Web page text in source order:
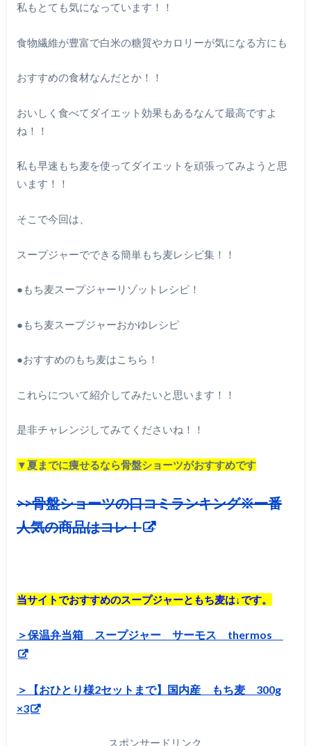
私もとても気になっています！！
食物繊維が豊富で白米の糖質やカロリーが気になる方にも
おすすめの食材なんだとか！！
おいしく食べてダイエット効果もあるなんて最高ですよ
ね！！
私も早速もち麦を使ってダイエットを頑張ってみようと思
います！！
そこで今回は、
スープジャーでできる簡単もち麦レシピ集！！
●もち麦スープジャーリゾットレシピ！
●もち麦スープジャーおかゆレシピ
●おすすめのもち麦はこちら！
これらについて紹介してみたいと思います！！
是非チャレンジしてみてくださいね！！
▼夏までに痩せるなら骨盤ショーツがおすすめです
>>骨盤ショーツの口コミランキング※一番
人気の商品はコレ！
当サイトでおすすめのスープジャーともち麦は↓です。
＞保温弁当箱 スープジャー サーモス thermos
＞【おひとり様2セットまで】国内産 もち麦 300g
×3
スポンサードリンク